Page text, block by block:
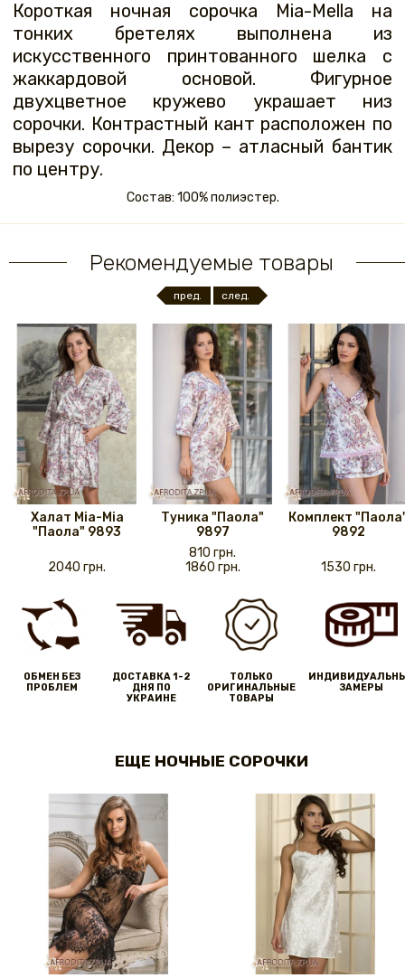
Короткая ночная сорочка Mia-Mella на
тонких бретелях выполнена из
искусственного принтованного шелка с
жаккардовой основой. Фигурное
двухцветное кружево украшает низ
сорочки. Контрастный кант расположен по
вырезу сорочки. Декор – атласный бантик
по центру.
Состав: 100% полиэстер.
Рекомендуемые товары
пред. след.
Халат Mia-Mia
"Паола" 9893
2040 грн.
Туника "Паола"
9897
810 грн.
1860 грн.
Комплект
9892
1530 грн.
ОБМЕН БЕЗ
ПРОБЛЕМ
ДОСТАВКА 1-2
ДНЯ ПО
УКРАИНЕ
ТОЛЬКО
ОРИГИНАЛЬНЫЕ
ТОВАРЫ
ЗАМЕРЫ
ЕЩЕ НОЧНЫЕ СОРОЧКИ